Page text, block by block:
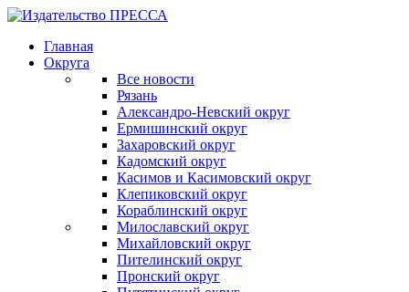
Главная
Округа
Все новости
Рязань
Александро-Невский округ
Ермишинский округ
Захаровский округ
Кадомский округ
Касимов и Касимовский округ
Клепиковский округ
Кораблинский округ
Милославский округ
Михайловский округ
Пителинский округ
Пронский округ